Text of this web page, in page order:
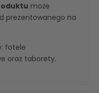
może
prezentowanego na
fotele
oraz taborety.